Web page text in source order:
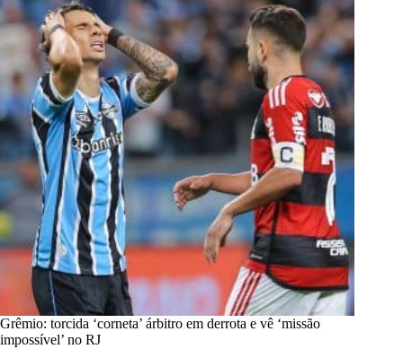
Grêmio: torcida ‘corneta’ árbitro em derrota e vê ‘missão
impossível’ no RJ